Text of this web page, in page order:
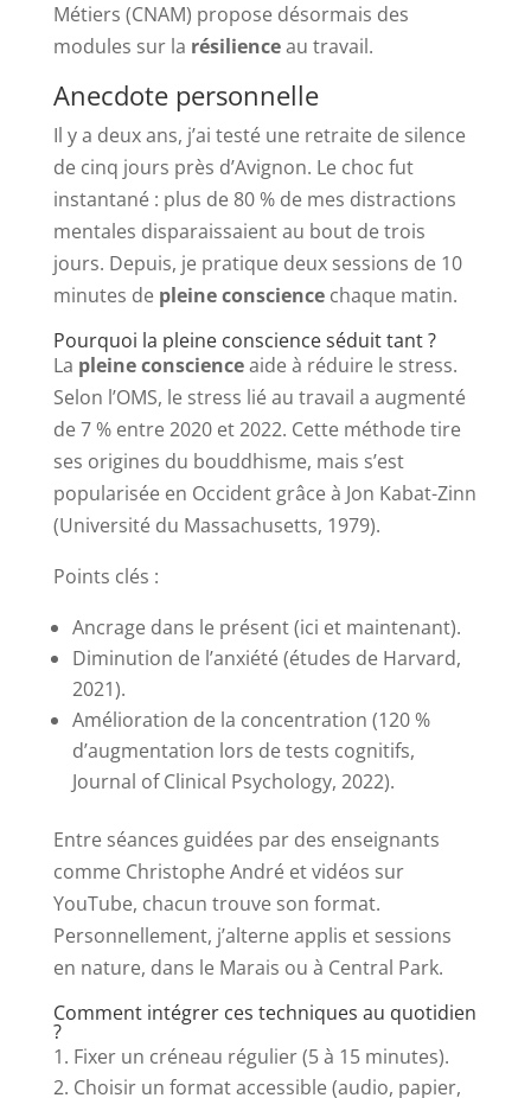
Métiers (CNAM) propose désormais des
modules sur la résilienceau travail.
Anecdote personnelle
Il y a deux ans, j’ai testé une retraite de silence
de cinq jours près d’Avignon. Le choc fut
instantané : plus de 80 % de mes distractions
mentales disparaissaient au bout de trois
jours. Depuis, je pratique deux sessions de 10
minutes de pleine consciencechaque matin.
Pourquoi la pleine conscience séduit tant ?
La pleine conscienceaide à réduire le stress.
Selon l’OMS, le stress lié au travail a augmenté
de 7 % entre 2020 et 2022. Cette méthode tire
ses origines du bouddhisme, mais s’est
popularisée en Occident grâce à Jon Kabat-Zinn
(Université du Massachusetts, 1979).
Points clés :
Ancrage dans le présent (ici et maintenant).
Diminution de l’anxiété (études de Harvard,
2021).
Amélioration de la concentration (120 %
d’augmentation lors de tests cognitifs,
Journal of Clinical Psychology, 2022).
Entre séances guidées par des enseignants
comme Christophe André et vidéos sur
YouTube, chacun trouve son format.
Personnellement, j’alterne applis et sessions
en nature, dans le Marais ou à Central Park.
Comment intégrer ces techniques au quotidien
?
Fixer un créneau régulier (5 à 15 minutes).
Choisir un format accessible (audio, papier,